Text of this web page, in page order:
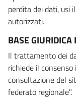
perdita dei dati, usi
autorizzati.
BASE GIURIDICA
Il trattamento dei
richiede il
consultazione del
federato regionale".